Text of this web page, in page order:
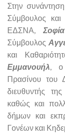
Στην
Σύμβουλος και
ΕΔΣΝΑ,
Σύμβουλος
και
Εμμανουήλ, ο
Πρασίνου του
διευθυντής
καθώς και
δήμων και
Γονέων και